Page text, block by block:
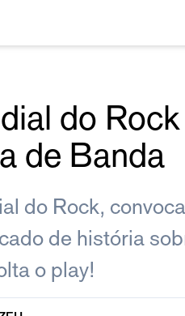
do
de Banda
do Rock,
de história
o play!